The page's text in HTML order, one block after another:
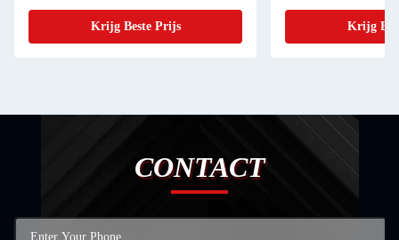
met levenslange garantie
Krijg Beste Prijs
niveau, met
Krijg
CONTACT